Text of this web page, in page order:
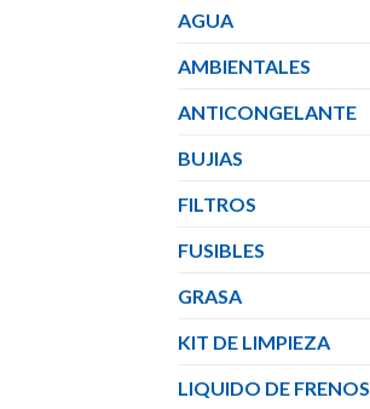
AGUA
AMBIENTALES
ANTICONGELANTE
BUJIAS
FILTROS
FUSIBLES
GRASA
KIT DE LIMPIEZA
LIQUIDO DE FRENOS